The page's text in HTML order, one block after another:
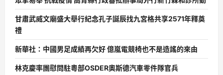
甘肅武威文廟盛大舉行紀念孔子誕辰找九宮格共享2571年釋奠
禮
新華社：中國男足成績再欠好 億嵐電競椅也不是造謠的來由
林克慶率團慰問駐粵部OSDER奧斯德汽車零件隊官兵